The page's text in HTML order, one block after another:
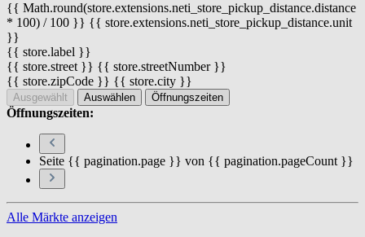
{{ Math.round(store.extensions.neti_store_pickup_distance.distance
* 100) / 100 }} {{ store.extensions.neti_store_pickup_distance.unit
}}
{{ store.label }}
{{ store.street }} {{ store.streetNumber }}
{{ store.zipCode }} {{ store.city }}
Ausgewählt Auswählen Öffnungszeiten
Öffnungszeiten:
Seite {{ pagination.page }} von {{ pagination.pageCount }}
Alle Märkte anzeigen